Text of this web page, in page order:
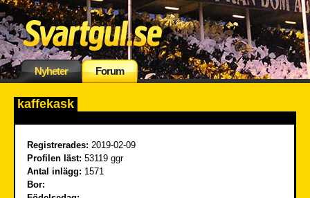
Nyheter Forum
kaffekask
Registrerades: 2019-02-09
Profilen läst: 53119 ggr
Antal inlägg: 1571
Bor: